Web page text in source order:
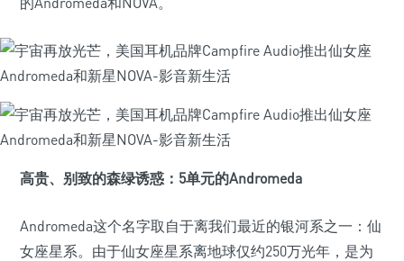
高贵、别致的森绿诱惑：5单元的Andromeda
Andromeda这个名字取自于离我们最近的银河系之一：仙
女座星系。由于仙女座星系离地球仅约250万光年，是为